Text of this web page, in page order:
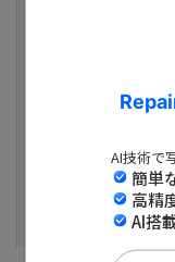
AI技術で
簡単
高精
AI搭